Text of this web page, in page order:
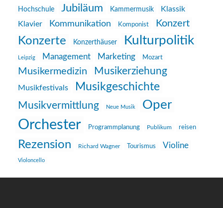
Hochschule Jubiläum Kammermusik
Klassik
Klavier
Kommunikation Komponist Konzert
Konzerte Konzerthäuser Kulturpolitik
Leipzig Management Marketing Mozart
Musikermedizin Musikerziehung
Musikfestivals Musikgeschichte
Musikvermittlung Neue Musik Oper
Orchester Programmplanung Publikum reisen
Rezension Richard Wagner Tourismus Violine
Violoncello